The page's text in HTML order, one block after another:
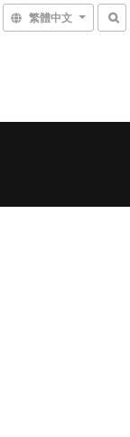
繁體中文